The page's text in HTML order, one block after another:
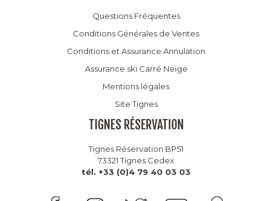
Questions Fréquentes
Conditions Générales de Ventes
Conditions et Assurance Annulation
Assurance ski Carré Neige
Mentions légales
Site Tignes
TIGNES RÉSERVATION
Tignes Réservation BP51
73321 Tignes Cedex
tél. +33 (0)4 79 40 03 03